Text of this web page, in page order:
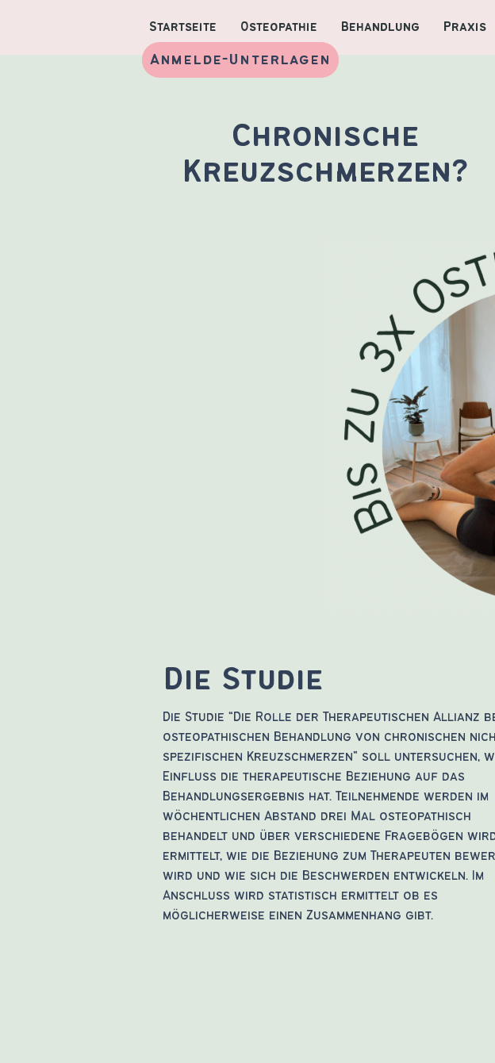
Startseite Osteopathie Behandlung Praxis
Anmelde-Unterlagen
Chronische
Kreuzschmerzen?
Die Studie
Die Studie “Die Rolle der Therapeutischen Allianz
osteopathischen Behandlung von chronischen
spezifischen Kreuzschmerzen” soll untersuchen,
Einfluss die therapeutische Beziehung auf das
Behandlungsergebnis hat. Teilnehmende werden im
wöchentlichen Abstand drei Mal osteopathisch
behandelt und über verschiedene Fragebögen
ermittelt, wie die Beziehung zum Therapeuten
wird und wie sich die Beschwerden entwickeln. Im
Anschluss wird statistisch ermittelt ob es
möglicherweise einen Zusammenhang gibt.